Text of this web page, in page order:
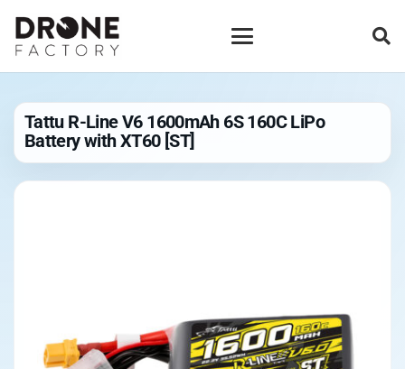
Tattu R-Line V6 1600mAh 6S 160C LiPo
Battery with XT60 [ST]